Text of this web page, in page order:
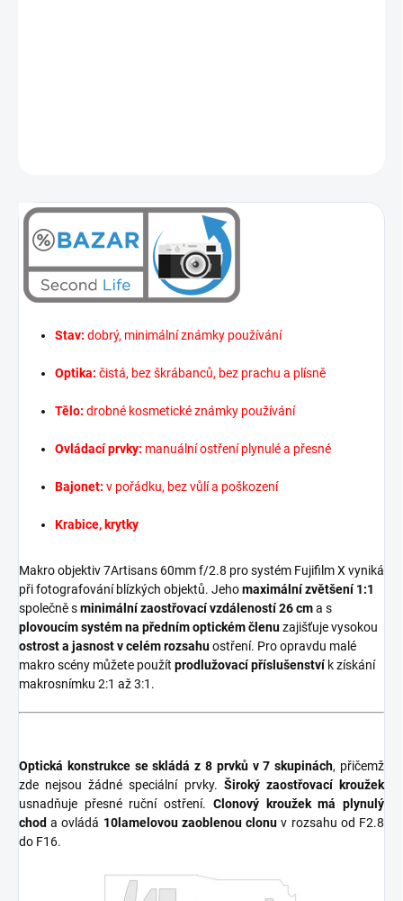
Stav: dobrý, minimální známky používání
Optika: čistá, bez škrábanců, bez prachu a plísně
Tělo: drobné kosmetické známky používání
Ovládací prvky: manuální ostření plynulé a přesné
Bajonet: v pořádku, bez vůlí a poškození
Krabice, krytky
Makro objektiv 7Artisans 60mm f/2.8 pro systém Fujifilm X vyniká
při fotografování blízkých objektů. Jehomaximální zvětšení 1:1
společně sminimální zaostřovací vzdáleností 26 cma s
plovoucím systém na předním optickém členuzajišťuje vysokou
ostrost a jasnost v celém rozsahuostření. Pro opravdu malé
makro scény můžete použít prodlužovací příslušenstvík získání
makrosnímku 2:1 až 3:1.
Optická konstrukce se skládá z 8 prvků v 7 skupinách, přičemž
zde nejsou žádné speciální prvky. Široký zaostřovací kroužek
usnadňuje přesné ruční ostření. Clonový kroužek má plynulý
chod a ovládá 10lamelovou zaoblenou clonu v rozsahu od F2.8
do F16.